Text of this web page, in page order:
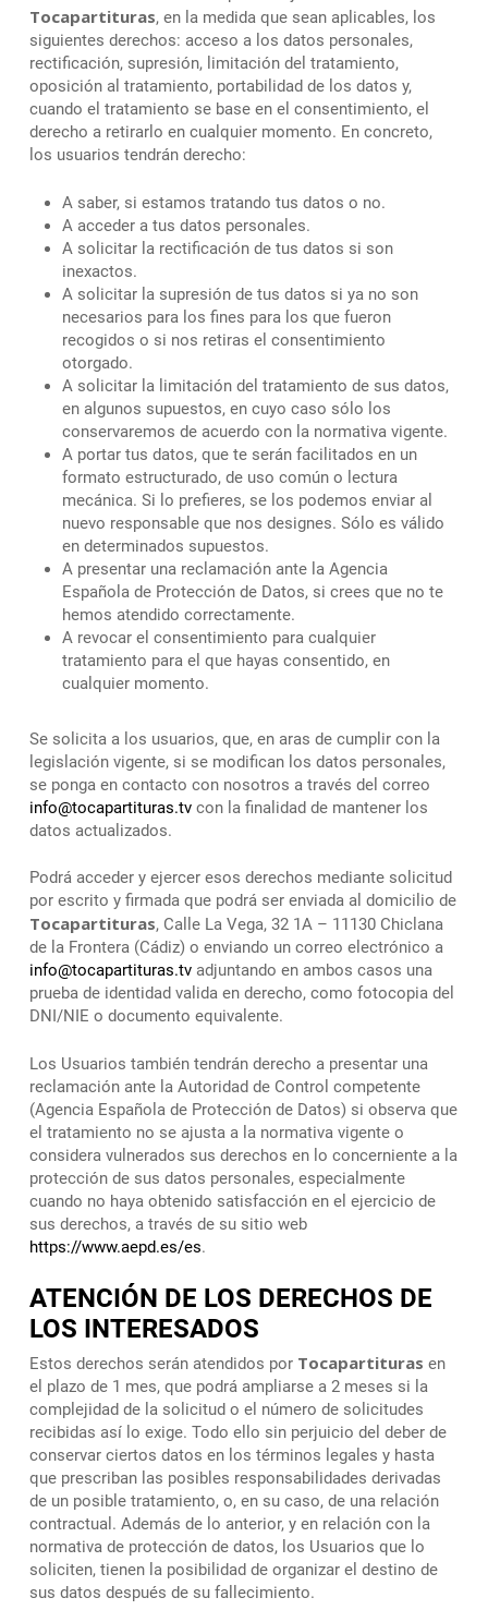
Tocapartituras, en la medida que sean aplicables, los
siguientes derechos: acceso a los datos personales,
rectificación, supresión, limitación del tratamiento,
oposición al tratamiento, portabilidad de los datos y,
cuando el tratamiento se base en el consentimiento, el
derecho a retirarlo en cualquier momento. En concreto,
los usuarios tendrán derecho:
A saber, si estamos tratando tus datos o no.
A acceder a tus datos personales.
A solicitar la rectificación de tus datos si son
inexactos.
A solicitar la supresión de tus datos si ya no son
necesarios para los fines para los que fueron
recogidos o si nos retiras el consentimiento
otorgado.
A solicitar la limitación del tratamiento de sus datos,
en algunos supuestos, en cuyo caso sólo los
conservaremos de acuerdo con la normativa vigente.
A portar tus datos, que te serán facilitados en un
formato estructurado, de uso común o lectura
mecánica. Si lo prefieres, se los podemos enviar al
nuevo responsable que nos designes. Sólo es válido
en determinados supuestos.
A presentar una reclamación ante la Agencia
Española de Protección de Datos, si crees que no te
hemos atendido correctamente.
A revocar el consentimiento para cualquier
tratamiento para el que hayas consentido, en
cualquier momento.
Se solicita a los usuarios, que, en aras de cumplir con la
legislación vigente, si se modifican los datos personales,
se ponga en contacto con nosotros a través del correo
info@tocapartituras.tvcon la finalidad de mantener los
datos actualizados.
Podrá acceder y ejercer esos derechos mediante solicitud
por escrito y firmada que podrá ser enviada al domicilio de
Tocapartituras, Calle La Vega, 32 1A – 11130 Chiclana
de la Frontera (Cádiz) o enviando un correo electrónico a
info@tocapartituras.tvadjuntando en ambos casos una
prueba de identidad valida en derecho, como fotocopia del
DNI/NIE o documento equivalente.
Los Usuarios también tendrán derecho a presentar una
reclamación ante la Autoridad de Control competente
(Agencia Española de Protección de Datos) si observa que
el tratamiento no se ajusta a la normativa vigente o
considera vulnerados sus derechos en lo concerniente a la
protección de sus datos personales, especialmente
cuando no haya obtenido satisfacción en el ejercicio de
sus derechos, a través de su sitio web
https://www.aepd.es/es.
ATENCIÓN DE LOS DERECHOS DE
LOS INTERESADOS
Estos derechos serán atendidos por Tocapartituras en
el plazo de 1 mes, que podrá ampliarse a 2 meses si la
complejidad de la solicitud o el número de solicitudes
recibidas así lo exige. Todo ello sin perjuicio del deber de
conservar ciertos datos en los términos legales y hasta
que prescriban las posibles responsabilidades derivadas
de un posible tratamiento, o, en su caso, de una relación
contractual. Además de lo anterior, y en relación con la
normativa de protección de datos, los Usuarios que lo
soliciten, tienen la posibilidad de organizar el destino de
sus datos después de su fallecimiento.